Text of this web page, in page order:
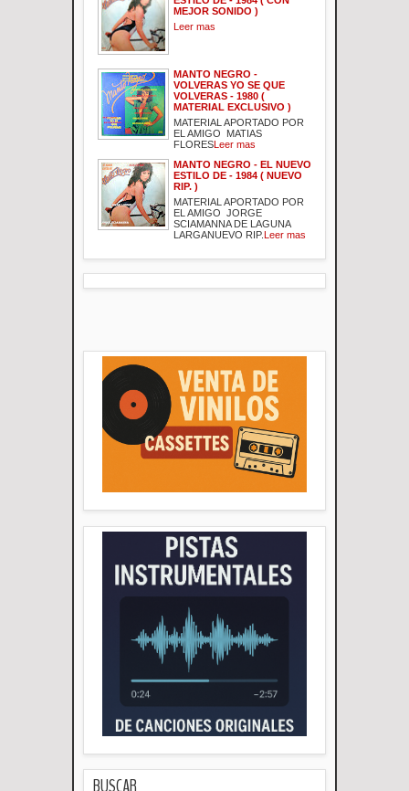
MEJOR SONIDO )
Leer mas
MANTO NEGRO -
VOLVERAS YO SE QUE
VOLVERAS - 1980 (
MATERIAL EXCLUSIVO )
MATERIAL APORTADO POR
EL AMIGO MATIAS
FLORESLeer mas
MANTO NEGRO - EL NUEVO
ESTILO DE - 1984 ( NUEVO
RIP. )
MATERIAL APORTADO POR
EL AMIGO JORGE
SCIAMANNA DE LAGUNA
LARGANUEVO RIP.Leer mas